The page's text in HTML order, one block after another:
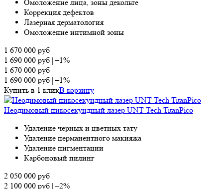
Омоложение лица, зоны декольте
Коррекция дефектов
Лазерная дерматология
Омоложение интимной зоны
1 670 000 руб
1 690 000 руб |–1%
1 670 000 руб
1 690 000 руб |–1%
Купить в 1 кликВ корзину
Неодимовый пикосекундный лазер UNT Tech TitanPico
Удаление черных и цветных тату
Удаление перманентного макияжа
Удаление пигментации
Карбоновый пилинг
2 050 000 руб
2 100 000 руб |–2%